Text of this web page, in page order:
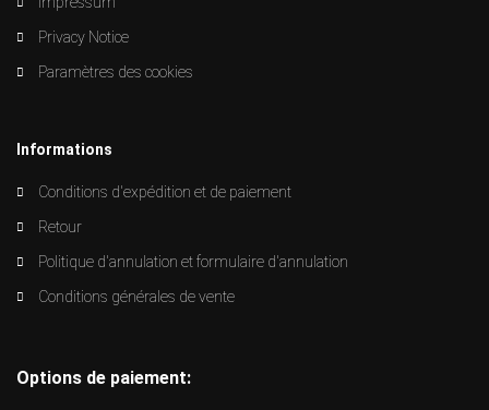
Privacy Notice
Paramètres des cookies
Informations
Conditions d'expédition et de paiement
Retour
Politique d'annulation et formulaire d'annulation
Conditions générales de vente
Options de paiement: